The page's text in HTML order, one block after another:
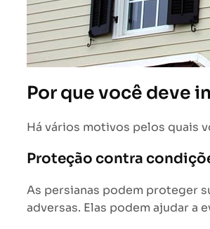
Por que você deve
Há vários motivos pelos quais
Proteção contra
As persianas podem proteger
adversas. Elas podem ajudar a